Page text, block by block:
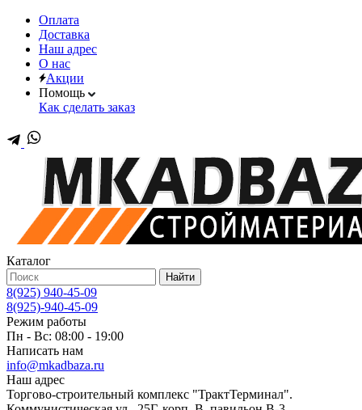
Оплата
Доставка
Наш адрес
О нас
Акции
Помощь
Как сделать заказ
Каталог
Найти
8(925) 940-45-09
8(925)-940-45-09
Режим работы
Пн - Вс: 08:00 - 19:00
Написать нам
info@mkadbaza.ru
Наш адрес
Торгово-строительный комплекс "ТрактТерминал".